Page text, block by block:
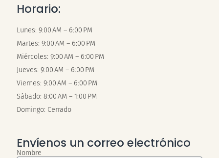
Horario:
Lunes: 9:00 AM – 6:00 PM
Martes: 9:00 AM – 6:00 PM
Miércoles: 9:00 AM – 6:00 PM
Jueves: 9:00 AM – 6:00 PM
Viernes: 9:00 AM – 6:00 PM
Sábado: 8:00 AM – 1:00 PM
Domingo: Cerrado
Envíenos un correo electrónico
Nombre